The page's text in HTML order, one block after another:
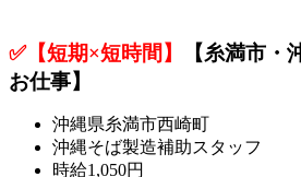
✅【短期×短時間】
【糸満市・
お仕事】
沖縄県糸満市西崎町
沖縄そば製造補助スタッフ
時給1,050円